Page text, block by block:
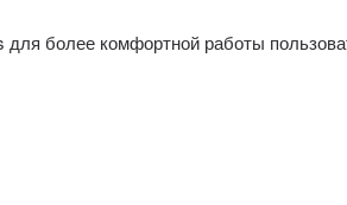
более комфортной работы